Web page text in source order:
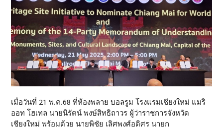
เมื่อวันที่ 21 พ.ค.68 ที่ห้องพลาย บอลรูม โรงแรมเชียงใหม่ แมริ
ออท โฮเทล นายนิรัตน์ พงษ์สิทธิถาวร ผู้ว่าราชการจังหวัด
เชียงใหม่ พร้อมด้วย นายพิชัย เลิศพงศ์อดิศร นายก